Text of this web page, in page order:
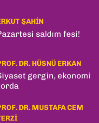
ŞAHIN
saldım fesi!
DR. HÜSNÜ ERKAN
gergin, ekonomi
DR. MUSTAFA CEM